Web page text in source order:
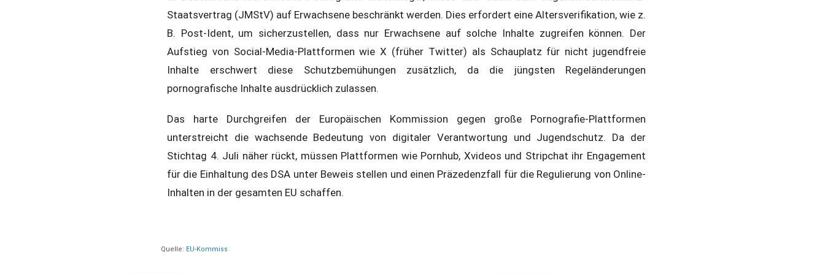
Staatsvertrag (JMStV) auf Erwachsene beschränkt werden. Dies erfordert eine Altersverifikation, wie z.
B. Post-Ident, um sicherzustellen, dass nur Erwachsene auf solche Inhalte zugreifen können. Der
Aufstieg von Social-Media-Plattformen wie X (früher Twitter) als Schauplatz für nicht jugendfreie
Inhalte erschwert diese Schutzbemühungen zusätzlich, da die jüngsten Regeländerungen
pornografische Inhalte ausdrücklich zulassen.
Das harte Durchgreifen der Europäischen Kommission gegen große Pornografie-Plattformen
unterstreicht die wachsende Bedeutung von digitaler Verantwortung und Jugendschutz. Da der
Stichtag 4. Juli näher rückt, müssen Plattformen wie Pornhub, Xvideos und Stripchat ihr Engagement
für die Einhaltung des DSA unter Beweis stellen und einen Präzedenzfall für die Regulierung von Online-
Inhalten in der gesamten EU schaffen.
Quelle: EU-Kommiss